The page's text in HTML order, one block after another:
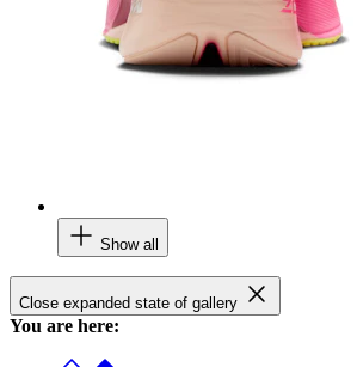
Show all
Close expanded state of gallery
You are here: